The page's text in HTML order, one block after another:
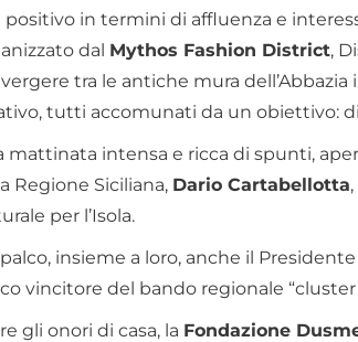
positivo in termini di affluenza e
dal Mythos Fashion District,
tra le antiche mura
tutti accomunati da un obiettivo:
mattinata intensa e ricca di spunti,
Regione Siciliana, Dario Cartabellotta
per l’Isola.
insieme a loro, anche il
vincitore del bando regionale
gli onori di casa, la Fondazione